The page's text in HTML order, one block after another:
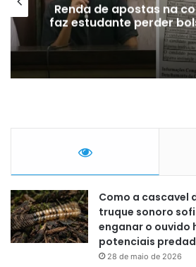
Renda de apostas na
faz estudante perder
Como a cascavel
truque sonoro
enganar o ouvido
potenciais
28 de maio de 2026